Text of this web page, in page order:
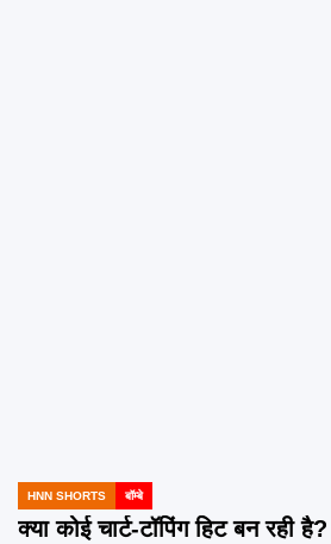
POSTED
IN
HNN SHORTS बॉम्बे
क्या कोई चार्ट-टॉपिंग हिट बन